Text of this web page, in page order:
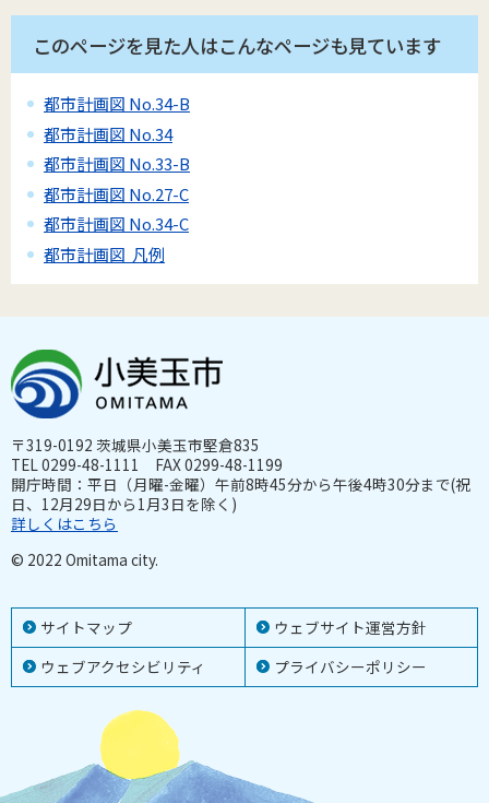
このページを見た人はこんなページも見ています
都市計画図 No.34-B
都市計画図 No.34
都市計画図 No.33-B
都市計画図 No.27-C
都市計画図 No.34-C
都市計画図 凡例
サイトマップ
ウェブサイト運営方針
ウェブアクセシビリティ
プライバシーポリシー
〒319-0192 茨城県小美玉市堅倉835
TEL 0299-48-1111 FAX 0299-48-1199
開庁時間：平日（月曜-金曜）午前8時45分から午後4時30分まで(祝
日、12月29日から1月3日を除く)
詳しくはこちら
© 2022 Omitama city.